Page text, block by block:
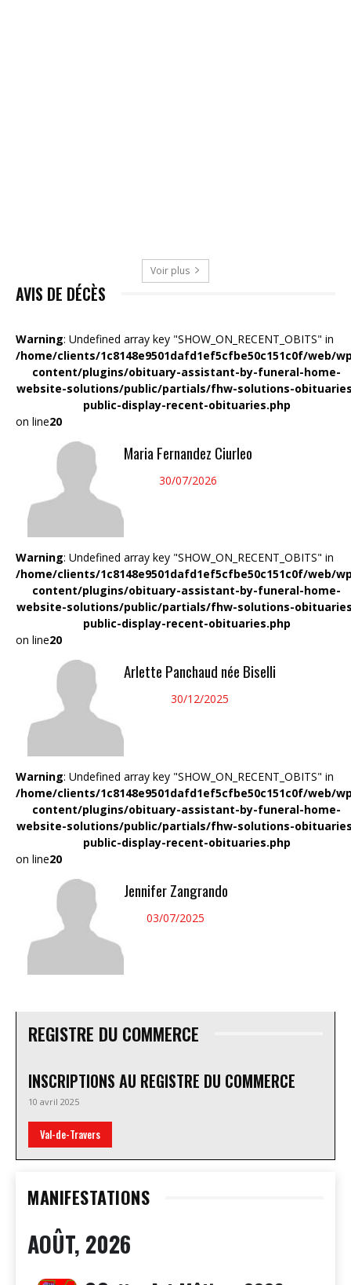
Voir plus
AVIS DE DÉCÈS
Warning: Undefined array key "SHOW_ON_RECENT_OBITS" in
/home/clients/1c8148e9501dafd1ef5cfbe50c151c0f/web/
content/plugins/obituary-assistant-by-funeral-home-
website-solutions/public/partials/fhw-solutions-
public-display-recent-obituaries.php
on line20
Maria Fernandez Ciurleo
30/07/2026
Warning: Undefined array key "SHOW_ON_RECENT_OBITS" in
/home/clients/1c8148e9501dafd1ef5cfbe50c151c0f/web/
content/plugins/obituary-assistant-by-funeral-home-
website-solutions/public/partials/fhw-solutions-
public-display-recent-obituaries.php
on line20
Arlette Panchaud née Biselli
30/12/2025
Warning: Undefined array key "SHOW_ON_RECENT_OBITS" in
/home/clients/1c8148e9501dafd1ef5cfbe50c151c0f/web/
content/plugins/obituary-assistant-by-funeral-home-
website-solutions/public/partials/fhw-solutions-
public-display-recent-obituaries.php
on line20
Jennifer Zangrando
03/07/2025
REGISTRE DU COMMERCE
INSCRIPTIONS AU REGISTRE DU COMMERCE
10 avril 2025
Val-de-Travers
MANIFESTATIONS
AOÛT, 2026